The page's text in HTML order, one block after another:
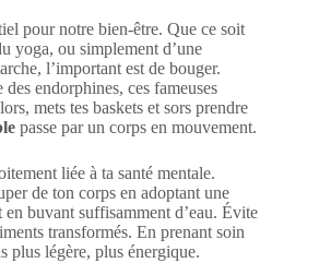
pour notre bien-être. Que ce soit
yoga, ou simplement d’une
l’important est de bouger.
endorphines, ces fameuses
mets tes baskets et sors prendre
passe par un corps en mouvement.
liée à ta santé mentale.
de ton corps en adoptant une
buvant suffisamment d’eau. Évite
transformés. En prenant soin
plus légère, plus énergique.